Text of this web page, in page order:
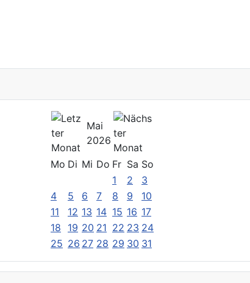
Mai
2026
Mo Di Mi Do Fr Sa So
1
2
3
4
5 6 7 8 9
10
11
12 13 14 15 16 17
18
19 20 21 22 23 24
25 26 27 28 29 30 31